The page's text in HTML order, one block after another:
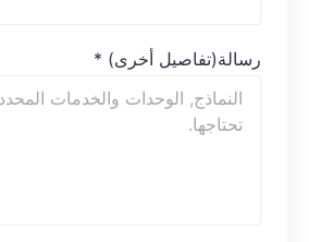
رسالة(تفاصيل أخرى) *